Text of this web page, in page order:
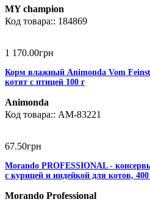
MY champion
184869
1 170.00грн
Корм влажный Animonda Vom
котят с птицей 100 г
Animonda
AM-83221
67.50грн
Morando PROFESSIONAL -
с курицей и индейкой для котов, 400
Morando Professional